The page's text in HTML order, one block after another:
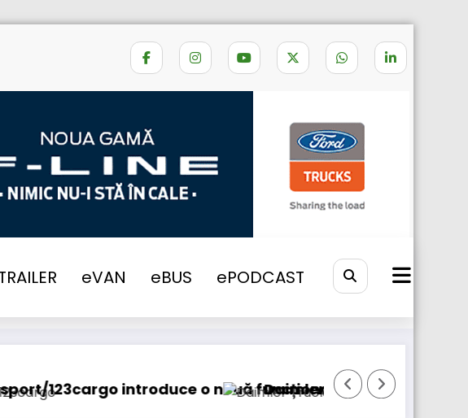
eVAN eBUS ePODCAST
Home EVO
introduce o nouă funcționalitateDaimler Truck recheamă în service